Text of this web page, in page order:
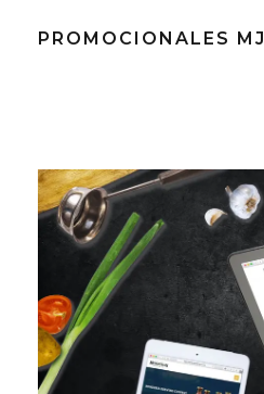
PROMOCIONALES MJ